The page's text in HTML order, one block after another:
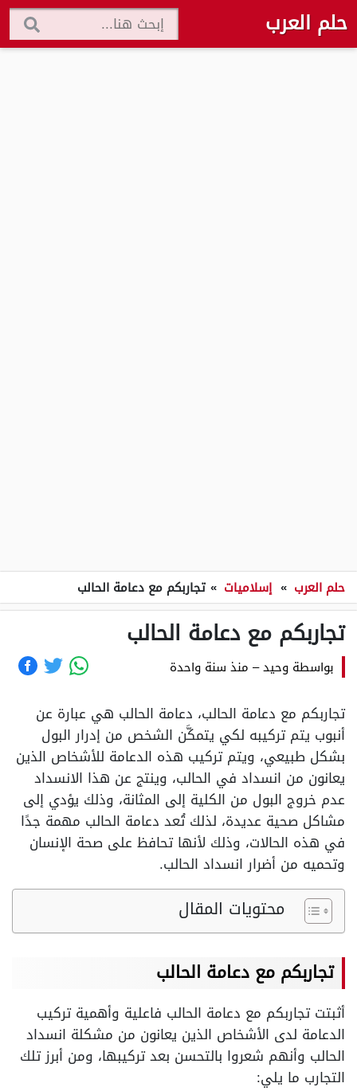
حلم العرب
حلم العرب » إسلاميات » تجاربكم مع دعامة الحالب
تجاربكم مع دعامة الحالب
بواسطة وحيد– منذ سنة واحدة
تجاربكم مع دعامة الحالب، دعامة الحالب هي عبارة عن
أنبوب يتم تركيبه لكي يتمكَّن الشخص من إدرار البول
بشكل طبيعي، ويتم تركيب هذه الدعامة للأشخاص الذين
يعانون من انسداد في الحالب، وينتج عن هذا الانسداد
عدم خروج البول من الكلية إلى المثانة، وذلك يؤدي إلى
مشاكل صحية عديدة، لذلك تُعد دعامة الحالب مهمة جدًا
في هذه الحالات، وذلك لأنها تحافظ على صحة الإنسان
وتحميه من أضرار انسداد الحالب.
محتويات المقال
تجاربكم مع دعامة الحالب
أثبتت تجاربكم مع دعامة الحالب فاعلية وأهمية تركيب
الدعامة لدى الأشخاص الذين يعانون من مشكلة انسداد
الحالب وأنهم شعروا بالتحسن بعد تركيبها، ومن أبرز تلك
التجارب ما يلي: